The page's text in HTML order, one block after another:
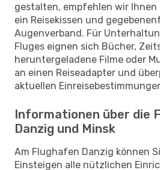
gestalten, empfehlen wir Ihnen
ein Reisekissen und
Augenverband. Für
Fluges eignen sich Bücher,
heruntergeladene Filme oder
an einen Reiseadapter und
aktuellen
Informationen über die
Danzig und Minsk
Am Flughafen Danzig können
Einsteigen alle nützlichen